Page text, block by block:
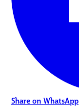
Share on WhatsApp